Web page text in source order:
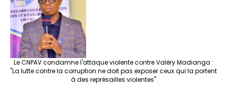
Le CNPAV condamne l'attaque violente contre Valéry Madianga :
"La lutte contre la corruption ne doit pas exposer ceux qui la portent
à des représailles violentes"